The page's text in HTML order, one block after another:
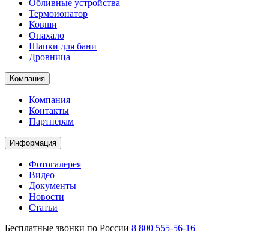
Обливные устройства
Термоионатор
Ковши
Опахало
Шапки для бани
Дровница
Компания
Компания
Контакты
Партнёрам
Информация
Фотогалерея
Видео
Документы
Новости
Статьи
Бесплатные звонки по России 8 800 555-56-16